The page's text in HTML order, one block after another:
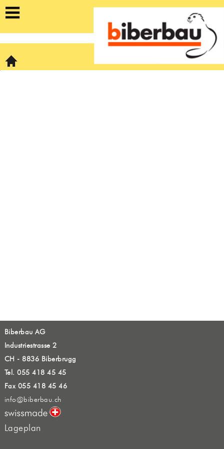
https://www.alu-jalousie.ch/kontakt/team
Biberbau AG
Industriestrasse 2
CH - 8836 Biberbrugg
Tel. 055 418 45 45
Fax 055 418 45 46
info@biberbau.ch
Lageplan